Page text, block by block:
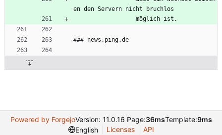
en den Servern nicht bruchlos
                  möglich ist.
### news.ping.de
Powered by ForgejoVersion: 11.0.16 Page:36msTemplate:9ms
English
Licenses API